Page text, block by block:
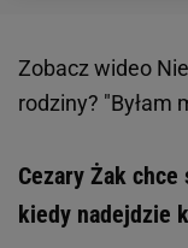
Zobacz wideo
rodziny? "Byłam
Cezary Żak
kiedy nadejdzie